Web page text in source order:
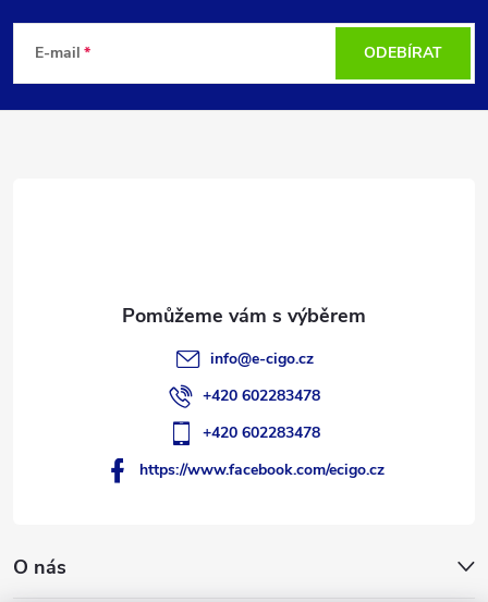
p
E-mail ODEBÍRAT
O nás
info@e-cigo.cz
+420 602283478
+420 602283478
https://www.facebook.com/ecigo.cz